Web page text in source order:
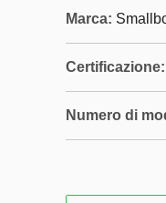
Marca:
Certificazione:
Numero di